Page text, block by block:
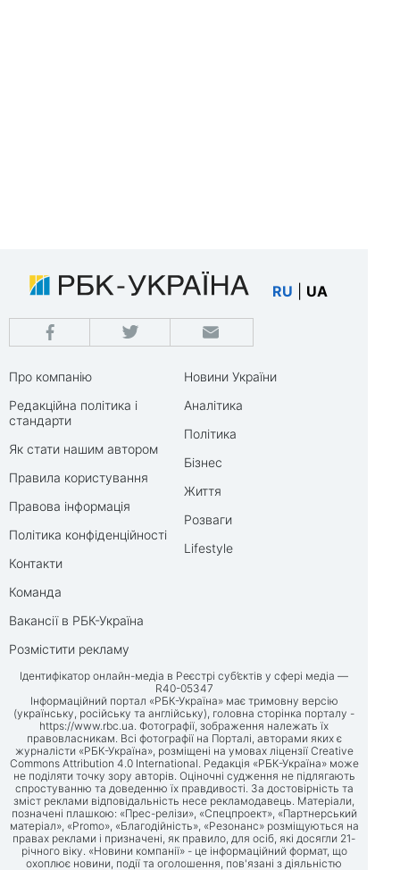
RU UA
Про компанію
Редакційна політика і
стандарти
Як стати нашим автором
Правила користування
Правова інформація
Політика конфіденційності
Контакти
Команда
Вакансії в РБК-Україна
Розмістити рекламу
Новини України
Аналітика
Політика
Бізнес
Життя
Розваги
Lifestyle
Ідентифікатор онлайн-медіа в Реєстрі суб’єктів у сфері медіа —
R40-05347
Інформаційний портал «РБК-Україна» має тримовну версію
(українську, російську та англійську), головна сторінка порталу -
https://www.rbc.ua. Фотографії, зображення належать їх
правовласникам. Всі фотографії на Порталі, авторами яких є
журналісти «РБК-Україна», розміщені на умовах ліцензії Creative
Commons Attribution 4.0 International. Редакція «РБК-Україна» може
не поділяти точку зору авторів. Оціночні судження не підлягають
спростуванню та доведенню їх правдивості. За достовірність та
зміст реклами відповідальність несе рекламодавець. Матеріали,
позначені плашкою: «Прес-релізи», «Спецпроект», «Партнерський
матеріал», «Promo», «Благодійність», «Резонанс» розміщуються на
правах реклами і призначені, як правило, для осіб, які досягли 21-
річного віку. «Новини компанії» - це інформаційний формат, що
охоплює новини, події та оголошення, пов'язані з діяльністю